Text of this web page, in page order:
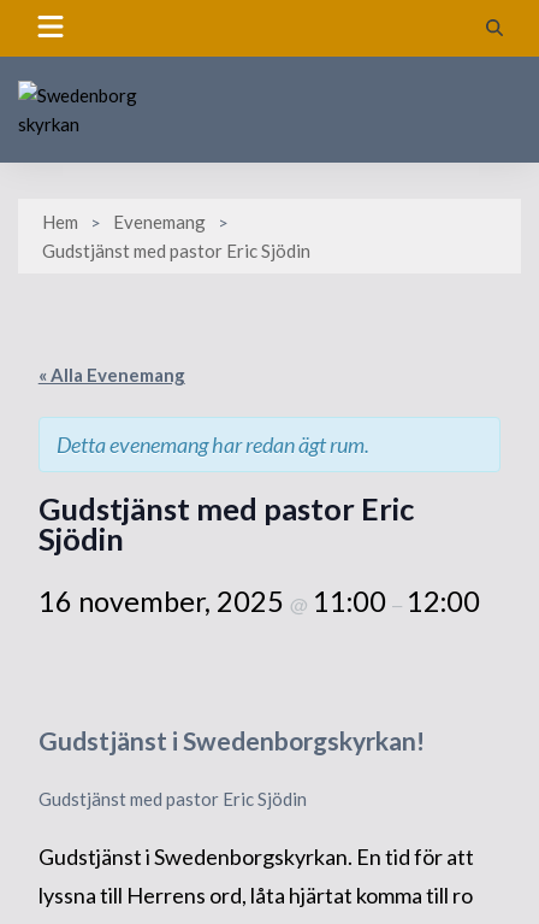
Hem
Evenemang
Gudstjänst med pastor Eric Sjödin
« Alla Evenemang
Detta evenemang har redan ägt rum.
Gudstjänst med pastor Eric
Sjödin
16 november, 2025 @ 11:00 – 12:00
Gudstjänst i Swedenborgskyrkan!
Gudstjänst med pastor Eric Sjödin
Gudstjänst i Swedenborgskyrkan. En tid för att
lyssna till Herrens ord, låta hjärtat komma till ro